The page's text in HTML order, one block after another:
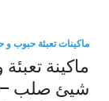
ماكينات تعبئة حبوب و
ماكينة
شيئ صلب –